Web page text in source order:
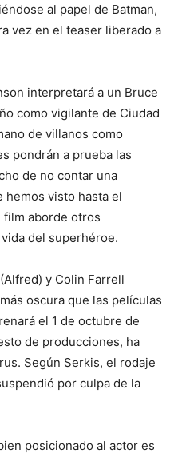
al papel de Batman,
vez en el teaser liberado a
interpretará a un Bruce
como vigilante de Ciudad
de villanos como
pondrán a prueba las
de no contar una
visto hasta el
aborde otros
del superhéroe.
y Colin Farrell
oscura que las películas
el 1 de octubre de
de producciones, ha
Según Serkis, el rodaje
por culpa de la
posicionado al actor es